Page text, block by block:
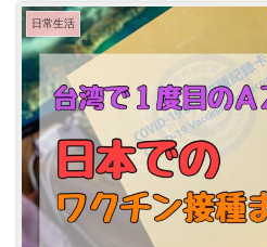
日常生活